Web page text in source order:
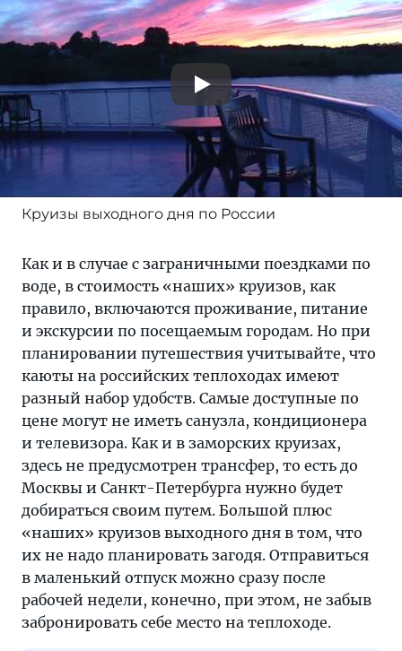
Круизы выходного дня по России
Как и в случае с заграничными поездками по
воде, в стоимость «наших» круизов, как
правило, включаются проживание, питание
и экскурсии по посещаемым городам. Но при
планировании путешествия учитывайте, что
каюты на российских теплоходах имеют
разный набор удобств. Самые доступные по
цене могут не иметь санузла, кондиционера
и телевизора. Как и в заморских круизах,
здесь не предусмотрен трансфер, то есть до
Москвы и Санкт-Петербурга нужно будет
добираться своим путем. Большой плюс
«наших» круизов выходного дня в том, что
их не надо планировать загодя. Отправиться
в маленький отпуск можно сразу после
рабочей недели, конечно, при этом, не забыв
забронировать себе место на теплоходе.